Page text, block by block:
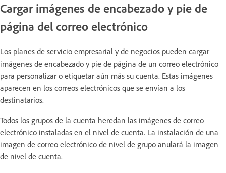
Cargar imágenes de encabezado y pie de
página del correo electrónico
Los planes de servicio empresarial y de negocios pueden cargar
imágenes de encabezado y pie de página de un correo electrónico
para personalizar o etiquetar aún más su cuenta. Estas imágenes
aparecen en los correos electrónicos que se envían a los
destinatarios.
Todos los grupos de la cuenta heredan las imágenes de correo
electrónico instaladas en el nivel de cuenta. La instalación de una
imagen de correo electrónico de nivel de grupo anulará la imagen
de nivel de cuenta.